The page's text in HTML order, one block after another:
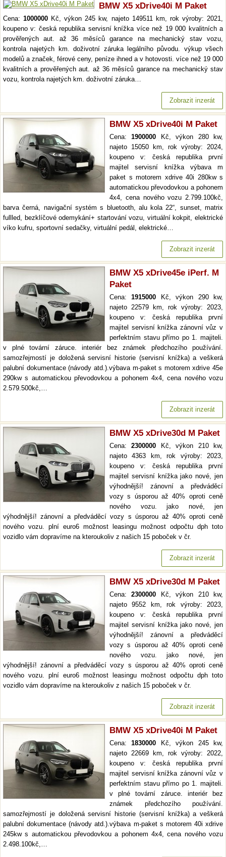
BMW X5 xDrive40i M Paket
Cena:1000000 Kč, výkon 245 kw, najeto 149511 km, rok výroby: 2021,
koupeno v: česká republika servisní knížka více než 19 000 kvalitních a
prověřených aut. až 36 měsíců garance na mechanický stav vozu,
kontrola najetých km. doživotní záruka legálního původu. výkup všech
modelů a značek, férové ceny, peníze ihned a v hotovosti. více než 19 000
kvalitních a prověřených aut. až 36 měsíců garance na mechanický stav
vozu, kontrola najetých km. doživotní záruka…
Zobrazit inzerát
BMW X5 xDrive40i M Paket
Cena:1900000 Kč, výkon 280 kw,
najeto 15050 km, rok výroby: 2024,
koupeno v: česká republika první
majitel servisní knížka výbava m
paket s motorem xdrive 40i 280kw s
automatickou převodovkou a pohonem
4x4, cena nového vozu 2.799.100kč,
barva černá, navigační systém s bluetooth, alu kola 22“, sunset, matrix
fullled, bezklíčové odemykání+ startování vozu, virtuální kokpit, elektrické
víko kufru, sportovní sedačky, virtuální pedál, elektrické…
Zobrazit inzerát
BMW X5 xDrive45e iPerf. M
Paket
Cena:1915000 Kč, výkon 290 kw,
najeto 22579 km, rok výroby: 2023,
koupeno v: česká republika první
majitel servisní knížka zánovní vůz v
perfektním stavu přímo po 1. majiteli.
v plné tovární záruce. interiér bez známek předchozího používání.
samozřejmostí je doložená servisní historie (servisní knížka) a veškerá
palubní dokumentace (návody atd.).výbava m-paket s motorem xdrive 45e
290kw s automatickou převodovkou a pohonem 4x4, cena nového vozu
2.579.500kč,…
Zobrazit inzerát
BMW X5 xDrive30d M Paket
Cena:2300000 Kč, výkon 210 kw,
najeto 4363 km, rok výroby: 2023,
koupeno v: česká republika první
majitel servisní knížka jako nové, jen
výhodnější! zánovní a předváděcí
vozy s úsporou až 40% oproti ceně
nového vozu. jako nové, jen
výhodnější! zánovní a předváděcí vozy s úsporou až 40% oproti ceně
nového vozu. plní euro6 možnost leasingu možnost odpočtu dph toto
vozidlo vám dopravíme na kteroukoliv z našich 15 poboček v čr.
Zobrazit inzerát
BMW X5 xDrive30d M Paket
Cena:2300000 Kč, výkon 210 kw,
najeto 9552 km, rok výroby: 2023,
koupeno v: česká republika první
majitel servisní knížka jako nové, jen
výhodnější! zánovní a předváděcí
vozy s úsporou až 40% oproti ceně
nového vozu. jako nové, jen
výhodnější! zánovní a předváděcí vozy s úsporou až 40% oproti ceně
nového vozu. plní euro6 možnost leasingu možnost odpočtu dph toto
vozidlo vám dopravíme na kteroukoliv z našich 15 poboček v čr.
Zobrazit inzerát
BMW X5 xDrive40i M Paket
Cena:1830000 Kč, výkon 245 kw,
najeto 22669 km, rok výroby: 2022,
koupeno v: česká republika první
majitel servisní knížka zánovní vůz v
perfektním stavu přímo po 1. majiteli.
v plné tovární záruce. interiér bez
známek předchozího používání.
samozřejmostí je doložená servisní historie (servisní knížka) a veškerá
palubní dokumentace (návody atd.).výbava m-paket s motorem 40i xdrive
245kw s automatickou převodovkou a pohonem 4x4, cena nového vozu
2.498.100kč,…